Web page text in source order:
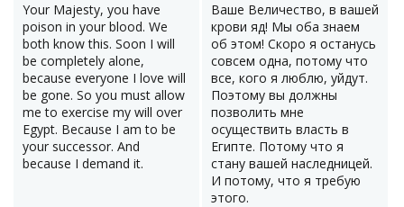
Your Majesty, you have
poison in your blood. We
both know this. Soon I will
be completely alone,
because everyone I love will
be gone. So you must allow
me to exercise my will over
Egypt. Because I am to be
your successor. And
because I demand it.
Ваше Величество, в вашей
крови яд! Мы оба знаем
об этом! Скоро я останусь
совсем одна, потому что
все, кого я люблю, уйдут.
Поэтому вы должны
позволить мне
осуществить власть в
Египте. Потому что я
стану вашей наследницей.
И потому, что я требую
этого.